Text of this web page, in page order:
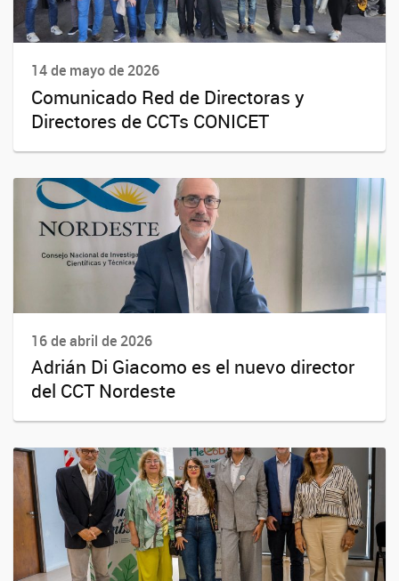
14 de mayo de 2026
Comunicado Red de Directoras y
Directores de CCTs CONICET
16 de abril de 2026
Adrián Di Giacomo es el nuevo director
del CCT Nordeste